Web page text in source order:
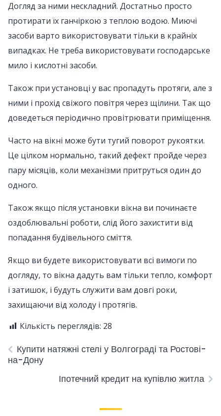
Догляд за ними нескладний. Достатньо просто
протирати їх ганчіркою з теплою водою. Миючі
засоби варто використовувати тільки в крайніх
випадках. Не треба використовувати господарське
мило і кислотні засоби.
Також при установці у вас пропадуть протяги, але з
ними і прохід свіжого повітря через щілини. Так що
доведеться періодично провітрювати приміщення.
Часто на вікні може бути тугий поворот рукоятки.
Це цілком нормально, такий дефект пройде через
пару місяців, коли механізми притруться один до
одного.
Також якщо після установки вікна ви починаєте
оздоблювальні роботи, слід його захистити від
попадання будівельного сміття.
Якщо ви будете використовувати всі вимоги по
догляду, то вікна дадуть вам тільки тепло, комфорт
і затишок, і будуть служити вам довгі роки,
захищаючи від холоду і протягів.
Кількість переглядів: 28
Купити натяжні стелі у Волгограді та Ростові-
на-Дону
Іпотечний кредит на купівлю житла